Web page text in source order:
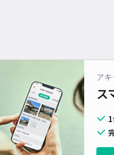
ア
ス